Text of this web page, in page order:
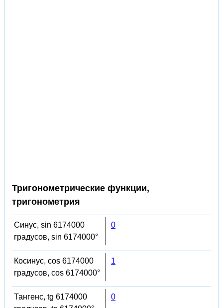
Тригонометрические функции,
тригонометрия
Синус, sin 6174000
градусов, sin 6174000°
0
Косинус, cos 6174000
градусов, cos 6174000°
1
Тангенс, tg 6174000
0